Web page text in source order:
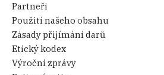
Partneři
Použití našeho obsahu
Zásady přijímání darů
Etický kodex
Výroční zprávy